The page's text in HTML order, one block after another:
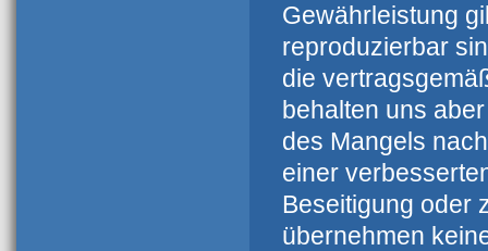
Gewährleistung
reproduzierbar
die
behalten uns
des Mangels
einer
Beseitigung oder
übernehmen